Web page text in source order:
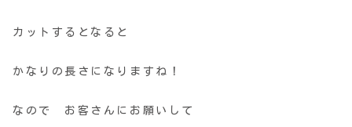
カットするとなると
かなりの長さになりますね！
なので お客さんにお願いして